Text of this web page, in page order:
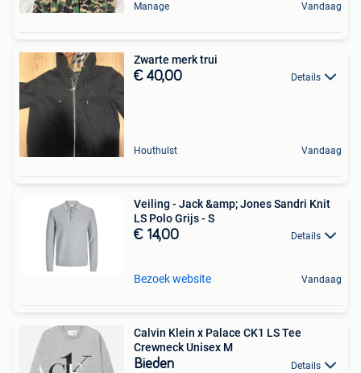
Manage Vandaag
Zwarte merk trui
€ 40,00 Details
Houthulst Vandaag
Veiling - Jack &amp; Jones Sandri Knit
LS Polo Grijs - S
€ 14,00 Details
Bezoek website Vandaag
Calvin Klein x Palace CK1 LS Tee
Crewneck Unisex M
Bieden Details